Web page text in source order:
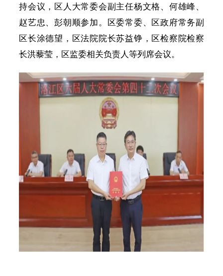
持会议，区人大常委会副主任杨文格、何雄峰、
赵艺忠、彭朝顺参加。区委常委、区政府常务副
区长涂德望，区法院院长苏益铮，区检察院检察
长洪藜莹，区监委相关负责人等列席会议。